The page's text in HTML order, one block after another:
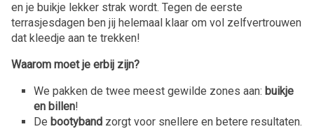
en je buikje lekker strak wordt. Tegen de eerste
terrasjesdagen ben jij helemaal klaar om vol zelfvertrouwen
dat kleedje aan te trekken!
Waarom moet je erbij zijn?
We pakken de twee meest gewilde zones aan: buikje
en billen!
De bootyband zorgt voor snellere en betere resultaten.